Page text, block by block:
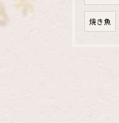
焼き魚